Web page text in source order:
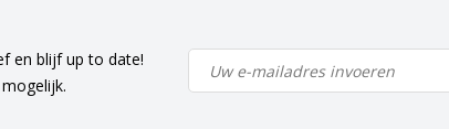
en blijf up to date!